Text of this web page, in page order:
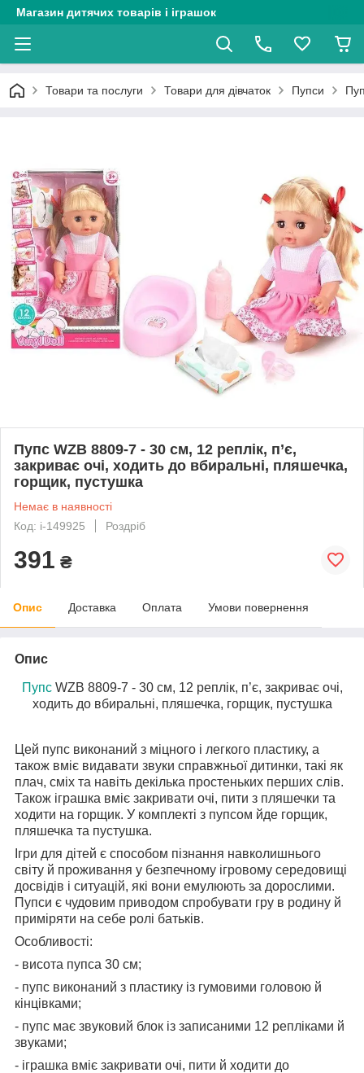
Магазин дитячих товарів і іграшок
Товари та послуги Товари для дівчаток Пупси
Пупс WZB 8809-7 - 30 см, 12 реплік, п’є,
закриває очі, ходить до вбиральні, пляшечка,
горщик, пустушка
Немає в наявності
Код: i-149925
Роздріб
391 ₴
Опис Доставка Оплата Умови повернення
Опис
ПупсWZB 8809-7 - 30 см, 12 реплік, п’є, закриває очі,
ходить до вбиральні, пляшечка, горщик, пустушка
Цей пупс виконаний з міцного і легкого пластику, а
також вміє видавати звуки справжньої дитинки, такі як
плач, сміх та навіть декілька простеньких перших слів.
Також іграшка вміє закривати очі, пити з пляшечки та
ходити на горщик. У комплекті з пупсом йде горщик,
пляшечка та пустушка.
Ігри для дітей є способом пізнання навколишнього
світу й проживання у безпечному ігровому середовищі
досвідів і ситуацій, які вони емулюють за дорослими.
Пупси є чудовим приводом спробувати гру в родину й
приміряти на себе ролі батьків.
Особливості:
- висота пупса 30 см;
- пупс виконаний з пластику із гумовими головою й
кінцівками;
- пупс має звуковий блок із записаними 12 репліками й
звуками;
- іграшка вміє закривати очі, пити й ходити до